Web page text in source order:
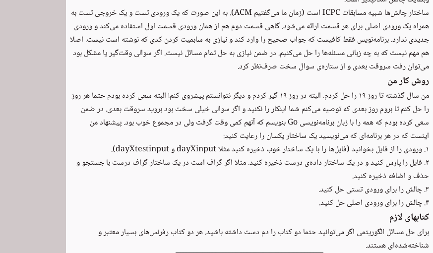
ساختار چالش‌ها شبیه مسابقاتICPC
است (زمان ما می‌گفتیم ACM). به این صورت که یک ورودی تست و یک خروجی تست به
همراه یک ورودی اصلی برای هر قسمت ارائه می‌شود. گاهی قسمت دوم هم از همان ورودی قسمت اول استفاده می‌کند و ورودی
جدیدی ندارد. برنامه‌نویس فقط کافیست که جواب صحیح را وارد کند و نیازی به سابمیت کردن کدی که نوشته است نیست. اصلا
هم مهم نیست که به چه زبانی مسئله‌ها را حل می‌کنیم. در ضمن نیازی به حل تمام مسائل نیست. اگر سوالی وقت‌گیر یا مشکل بود
می‌توان رفت سروقت بعدی و از ستاره‌ی سوال سخت صرف‌نظر کرد.
روش کار من
من سال گذشته تا روز ۱۹ را حل کردم. البته در روز ۱۹ گیر کردم و دیگر نتوانستم پیشروی کنم! البته سعی کرده بودم حتما هر روز
را حل کنم تا بروم روز بعدی که توصیه می‌کنم شما اینکار را نکنید و اگر سوالی خیلی سخت بود بروید سروقت بعدی. در ضمن
سعی کرده بودم که همه را با زبان برنامه‌نویسی Go بنویسم که آنهم کمی وقت گرفت ولی در مجموع خوب بود. پیشنهاد من
اینست که در هر برنامه‌ای که می‌نویسید یک ساختار یکسان را رعایت کنید:
۱. ورودی را از فایل بخوانید (فایل‌ها را با یک ساختار خوب ذخیره کنید مثلا dayXinput و dayXtestinput).
۲. فایل را پارس کنید و در یک ساختار داده‌ی درست ذخیره کنید. مثلا اگر گراف است در یک ساختار گراف درست با جستجو و
حذف و اضافه ذخیره کنید.
۳. چالش را برای ورودی تستی حل کنید.
۴. چالش را برای ورودی اصلی حل کنید.
کتابهای لازم
برای حل مسائل الگوریتمی اگر می‌توانید حتما دو کتاب را دم دست داشته باشید. هر دو کتاب رفرنس‌های بسیار معتبر و
شناخته‌شده‌ای هستند.